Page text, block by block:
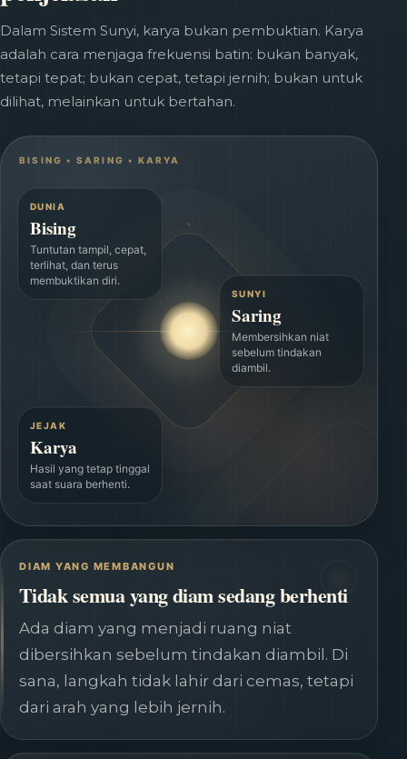
Dalam Sistem Sunyi, karya bukan pembuktian. Karya
adalah cara menjaga frekuensi batin: bukan banyak,
tetapi tepat; bukan cepat, tetapi jernih; bukan untuk
dilihat, melainkan untuk bertahan.
DUNIA
Bising
Tuntutan tampil, cepat,
terlihat, dan terus
membuktikan diri.
SUNYI
Saring
Membersihkan niat
sebelum tindakan
diambil.
JEJAK
Karya
Hasil yang tetap tinggal
saat suara berhenti.
DIAM YANG MEMBANGUN
Tidak semua yang diam sedang berhenti
Ada diam yang menjadi ruang niat
dibersihkan sebelum tindakan diambil. Di
sana, langkah tidak lahir dari cemas, tetapi
dari arah yang lebih jernih.